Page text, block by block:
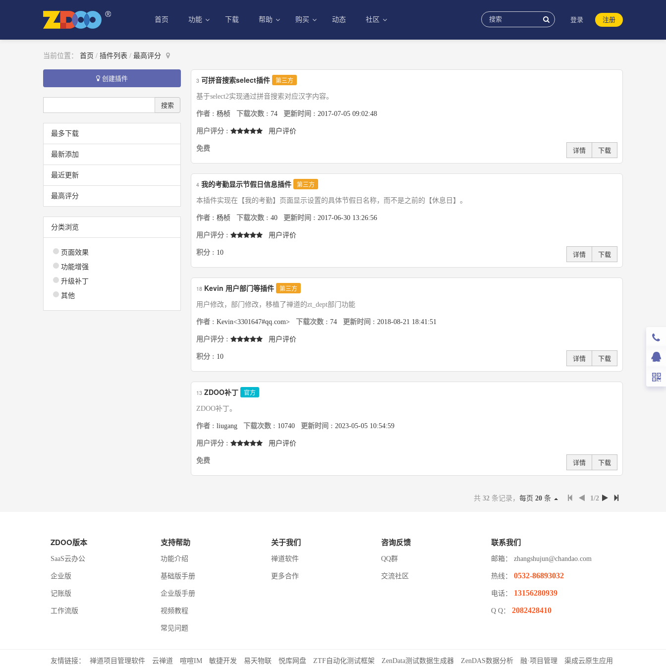
首页 功能 下载 帮助 购买 动态 社区 登录 注册
当前位置： 首页 / 插件列表 / 最高评分
创建插件
最多下载
最新添加
最近更新
最高评分
分类浏览
页面效果
功能增强
升级补丁
其他
3 可拼音搜索select插件 第三方
基于select2实现通过拼音搜索对应汉字内容。
作者 : 杨桢 下载次数 : 74 更新时间 : 2017-07-05 09:02:48
用户评分 : 用户评价
免费 详情 下载
4 我的考勤显示节假日信息插件 第三方
本插件实现在【我的考勤】页面显示设置的具体节假日名称，而不是之前的【休息日】。
作者 : 杨桢 下载次数 : 40 更新时间 : 2017-06-30 13:26:56
用户评分 : 用户评价
积分 : 10 详情 下载
18 Kevin 用户部门等插件 第三方
用户修改，部门修改，移植了禅道的zt_dept部门功能
作者 : Kevin<3301647#qq.com> 下载次数 : 74 更新时间 : 2018-08-21 18:41:51
用户评分 : 用户评价
积分 : 10 详情 下载
13 ZDOO补丁 官方
ZDOO补丁。
作者 : liugang 下载次数 : 10740 更新时间 : 2023-05-05 10:54:59
用户评分 : 用户评价
免费 详情 下载
共 32 条记录， 每页 20 条 1/2
ZDOO版本
SaaS云办公
企业版
记账版
工作流版
支持帮助
功能介绍
基础版手册
企业版手册
视频教程
常见问题
关于我们
禅道软件
更多合作
咨询反馈
QQ群
交流社区
联系我们
邮箱：zhangshujun@chandao.com
热线：0532-86893032
电话： 13156280939
Q Q：2082428410
友情链接： 禅道项目管理软件 云禅道 喧喧IM 敏捷开发 易天物联 悦库网盘 ZTF自动化测试框架 ZenData测试数据生成器 ZenDAS数据分析 融·项目管理 渠成云原生应用